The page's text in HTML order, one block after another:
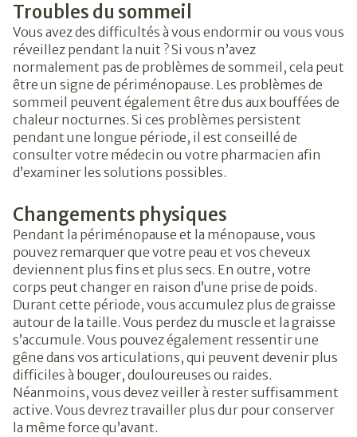
Troubles du sommeil
Vous avez des difficultés à vous endormir ou vous vous
réveillez pendant la nuit ? Si vous n’avez
normalement pas de problèmes de sommeil, cela peut
être un signe de périménopause. Les problèmes de
sommeil peuvent également être dus aux bouffées de
chaleur nocturnes. Si ces problèmes persistent
pendant une longue période, il est conseillé de
consulter votre médecin ou votre pharmacien afin
d’examiner les solutions possibles.
Changements physiques
Pendant la périménopause et la ménopause, vous
pouvez remarquer que votre peau et vos cheveux
deviennent plus fins et plus secs. En outre, votre
corps peut changer en raison d’une prise de poids.
Durant cette période, vous accumulez plus de graisse
autour de la taille. Vous perdez du muscle et la graisse
s’accumule. Vous pouvez également ressentir une
gêne dans vos articulations, qui peuvent devenir plus
difficiles à bouger, douloureuses ou raides.
Néanmoins, vous devez veiller à rester suffisamment
active. Vous devrez travailler plus dur pour conserver
la même force qu’avant.